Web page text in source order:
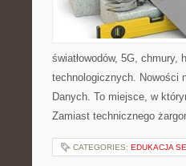
światłowodów, 5G,
technologicznych. Nowości
Danych. To miejsce, w
Zamiast technicznego
CATEGORIES: EDUKACJA